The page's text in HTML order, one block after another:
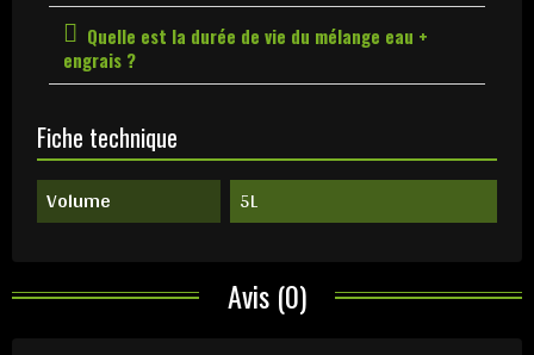
Quelle est la durée de vie du mélange eau +
engrais ?
Fiche technique
Volume 5L
Avis (0)